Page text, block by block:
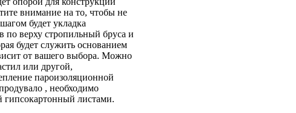
внимание на то, чтобы не
будет укладка
по верху стропильный бруса и
будет служить основанием
от вашего выбора. Можно
или другой,
пароизоляционной
, необходимо
гипсокартонный листами.